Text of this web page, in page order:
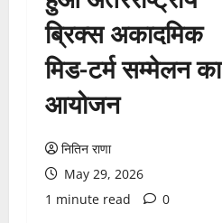
ब्रिक्स अकादमिक
मिड-टर्म सम्मेलन का
आयोजन
नितिन राणा
May 29, 2026
1 minute read
0